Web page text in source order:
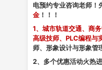
电预约专业咨询老师！
金 ！！！
1、城市轨道交通、商
高级技师、PLC编程与
师、形象设计与形象管
2、多个优惠活动火热